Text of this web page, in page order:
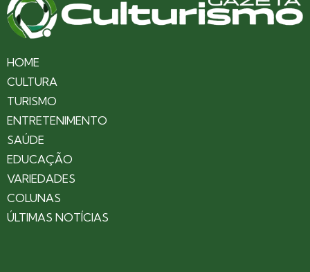
HOME
CULTURA
TURISMO
ENTRETENIMENTO
SAÚDE
EDUCAÇÃO
VARIEDADES
COLUNAS
ÚLTIMAS NOTÍCIAS